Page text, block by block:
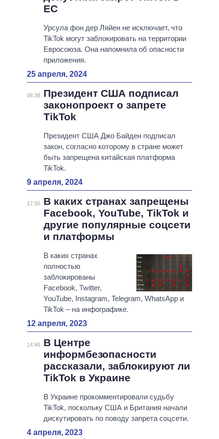
ЕС
Урсула фон дер Ляйен не исключает, что
TikTok могут заблокировать на территории
Евросоюза. Она напомнила об опасности
приложения.
25 апреля, 2024
06:38
Президент США подписал
законопроект о запрете
TikTok
Президент США Джо Байден подписал
закон, согласно которому в стране может
быть запрещена китайская платформа
TikTok.
9 апреля, 2024
17:30
В каких странах запрещены
Facebook, YouTube, TikTok и
другие популярные соцсети
и платформы
В каких странах
полностью
заблокированы
Facebook, Twitter,
YouTube, Instagram, Telegram, WhatsApp и
TikTok – на инфографике.
12 апреля, 2023
14:46
В Центре
информбезопасности
рассказали, заблокируют ли
TikTok в Украине
В Украине прокомментировали судьбу
TikTok, поскольку США и Британия начали
дискутировать по поводу запрета соцсети.
4 апреля, 2023